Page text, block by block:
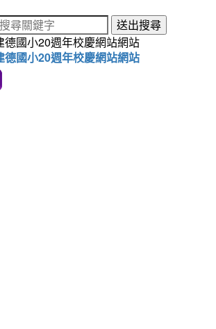
送出搜尋
國小20週年校慶網站網站
國小20週年校慶網站網站